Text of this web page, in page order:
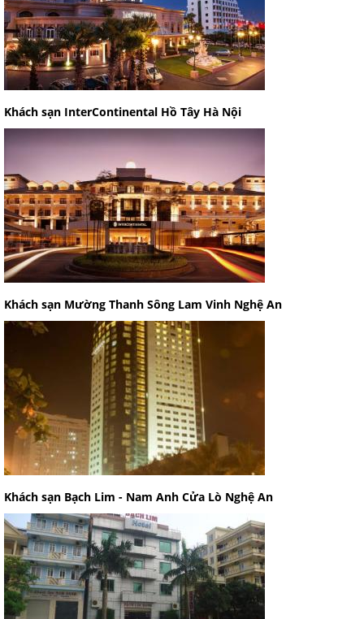
Khách sạn InterContinental Hồ Tây Hà Nội
Khách sạn Mường Thanh Sông Lam Vinh Nghệ An
Khách sạn Bạch Lim - Nam Anh Cửa Lò Nghệ An